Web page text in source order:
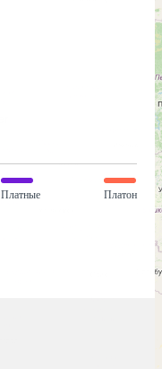
Платные Платон